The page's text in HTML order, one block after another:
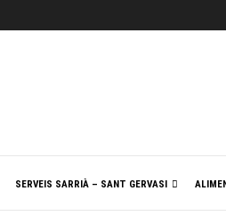
SERVEIS SARRIÀ – SANT GERVASI